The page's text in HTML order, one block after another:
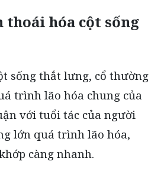
thoái hóa cột sống
sống thắt lưng, cổ thường
trình lão hóa chung của
với tuổi tác của người
lớn quá trình lão hóa,
càng nhanh.